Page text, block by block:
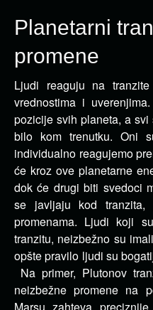
Planetarni
promene
Ljudi reaguju na
vrednostima i
pozicije svih planeta, a svi
bilo kom trenutku. Oni
individualno reagujemo
će kroz ove planetarne
dok će drugi biti svedoci
se javljaju kod tranzita,
promenama. Ljudi koji
tranzitu, neizbežno su
opšte pravilo ljudi su
Na primer, Plutonov
neizbežne promene na